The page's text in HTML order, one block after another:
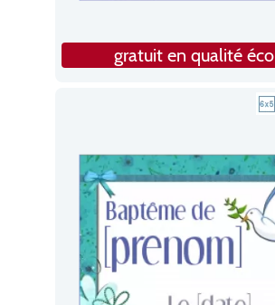
gratuit en qualité éco